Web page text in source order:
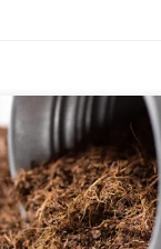
Wełnie Skalnej Jak
uprawę konopi przy
uprawa konopi
i kontroli. Jednym z
uprawy jest wybór
to jedno z